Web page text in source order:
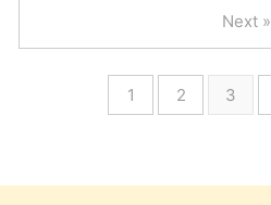
は、猫に牛乳を与えることの危険
性と理由、どうしても与えたい場
合の正しい知識や猫用牛乳との違
い、飲んでしまった際の対処法ま
1 2 3
Next »